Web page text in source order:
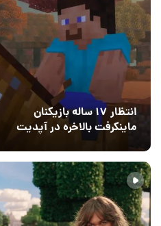
انتظار ۱۷ ساله بازیکنان
ماینکرفت بالاخره در آپدیت
جدید بازی به پایان رسید